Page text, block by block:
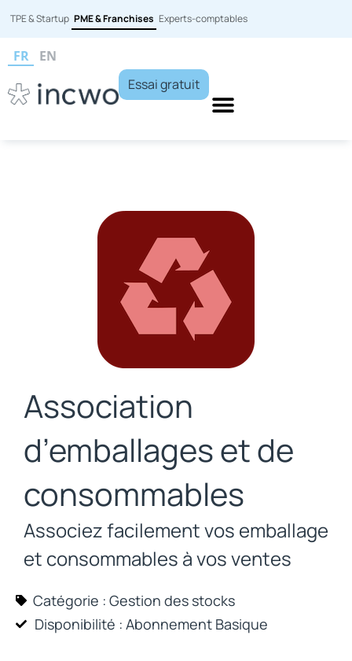
TPE & Startup PME & Franchises Experts-comptables
FR
EN
Essai gratuit
Association
d’emballages et de
consommables
Associez facilement vos emballage
et consommables à vos ventes
Catégorie : Gestion des stocks
Disponibilité : Abonnement Basique